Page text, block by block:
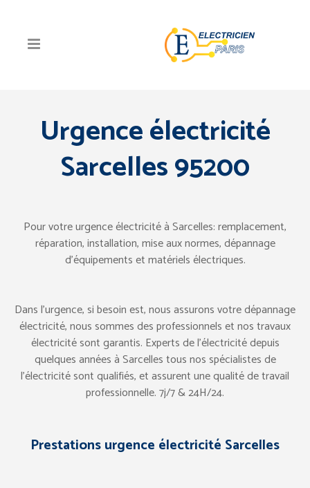
Urgence électricité
Sarcelles 95200
Pour votre urgence électricité à Sarcelles: remplacement,
réparation, installation, mise aux normes, dépannage
d’équipements et matériels électriques.
Dans l’urgence, si besoin est, nous assurons votre dépannage
électricité, nous sommes des professionnels et nos travaux
électricité sont garantis. Experts de l’électricité depuis
quelques années à Sarcelles tous nos spécialistes de
l’électricité sont qualifiés, et assurent une qualité de travail
professionnelle. 7j/7 & 24H/24.
Prestations urgence électricité Sarcelles